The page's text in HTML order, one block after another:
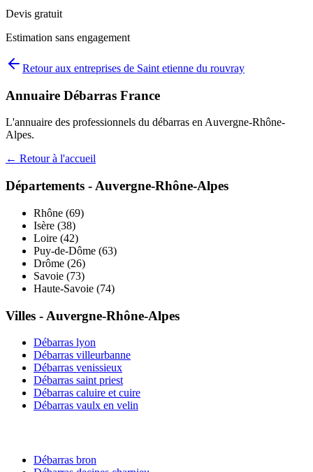
Devis gratuit
Estimation sans engagement
Retour aux entreprises de Saint etienne du rouvray
Annuaire Débarras France
L'annuaire des professionnels du débarras enAuvergne-Rhône-
Alpes.
← Retour à l'accueil
Départements - Auvergne-Rhône-Alpes
Rhône (69)
Isère (38)
Loire (42)
Puy-de-Dôme (63)
Drôme (26)
Savoie (73)
Haute-Savoie (74)
Villes - Auvergne-Rhône-Alpes
Débarras lyon
Débarras villeurbanne
Débarras venissieux
Débarras saint priest
Débarras caluire et cuire
Débarras vaulx en velin
Débarras bron